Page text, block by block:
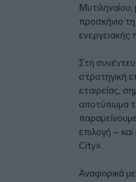
προσκήνιο
ενεργειακής
Στη
στρατηγική
εταιρείας,
αποτύπωμα
επιλογή –
City».
Αναφορικά